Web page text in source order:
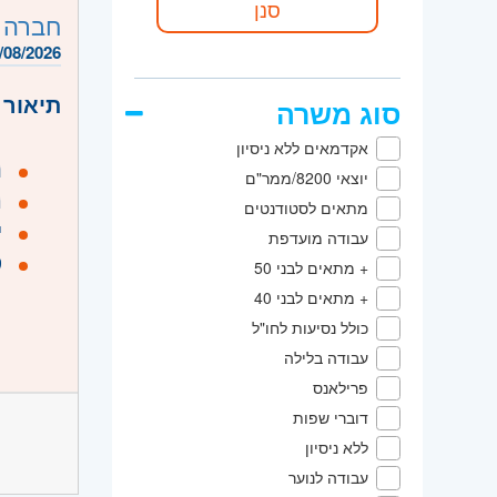
סוג משרה
אקדמאים ללא ניסיון
יוצאי 8200/ממר"ם
מתאים לסטודנטים
עבודה מועדפת
+ מתאים לבני 50
+ מתאים לבני 40
כולל נסיעות לחו"ל
עבודה בלילה
פרילאנס
דוברי שפות
ללא ניסיון
עבודה לנוער
אזור:
השפלה
2026